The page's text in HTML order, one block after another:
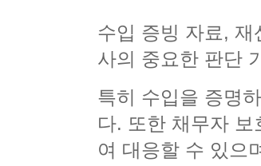
수입 증빙 자료,
사의 중요한 판단
특히 수입을 증명
다. 또한 채무자
여 대응할 수 있으